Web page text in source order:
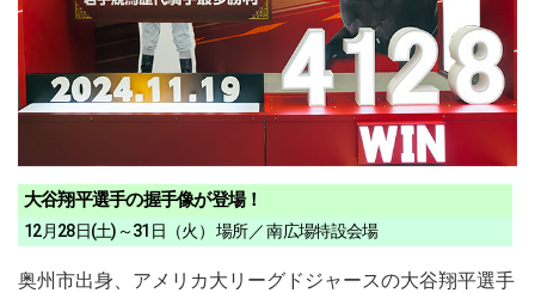
大谷翔平選手の握手像が登場！
12月28日(土)～31日（火） 場所／ 南広場特設会場
奥州市出身、アメリカ大リーグドジャースの大谷翔平選手